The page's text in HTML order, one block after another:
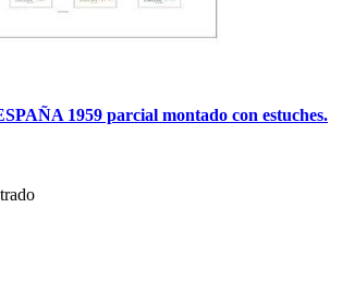
1959 parcial montado con estuches.